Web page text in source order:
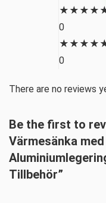
★ ★ ★ ★
0
★ ★ ★ ★
0
There are no reviews
Be the first to
Värmesänka
Tillbehör”